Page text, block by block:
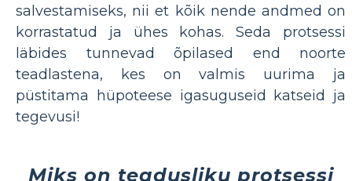
salvestamiseks, nii et kõik nende andmed on
korrastatud ja ühes kohas. Seda protsessi
läbides tunnevad õpilased end noorte
teadlastena, kes on valmis uurima ja
püstitama hüpoteese igasuguseid katseid ja
tegevusi!
Miks on teadusliku protsessi